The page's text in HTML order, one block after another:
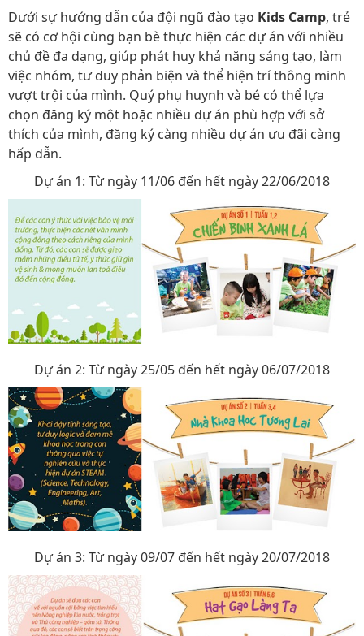
Dưới sự hướng dẫn của đội ngũ đào tạo Kids Camp, trẻ
sẽ có cơ hội cùng bạn bè thực hiện các dự án với nhiều
chủ đề đa dạng, giúp phát huy khả năng sáng tạo, làm
việc nhóm, tư duy phản biện và thể hiện trí thông minh
vượt trội của mình. Quý phụ huynh và bé có thể lựa
chọn đăng ký một hoặc nhiều dự án phù hợp với sở
thích của mình, đăng ký càng nhiều dự án ưu đãi càng
hấp dẫn.
Dự án 1: Từ ngày 11/06 đến hết ngày 22/06/2018
Dự án 2: Từ ngày 25/05 đến hết ngày 06/07/2018
Dự án 3: Từ ngày 09/07 đến hết ngày 20/07/2018